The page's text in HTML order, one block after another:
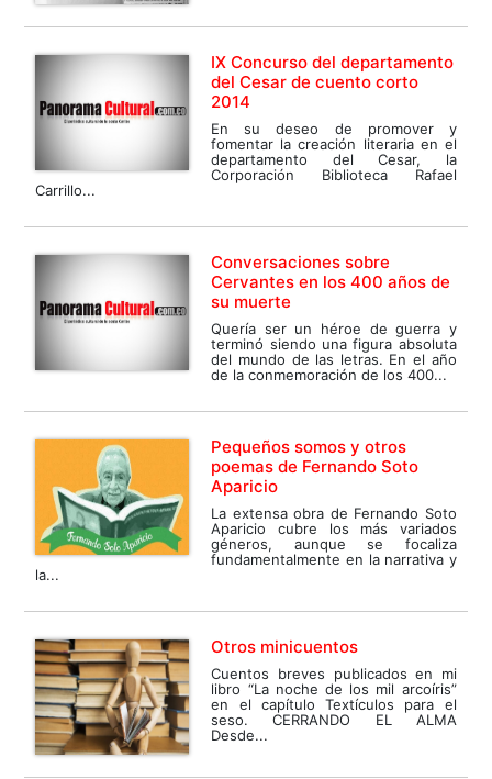
IX Concurso del departamento
del Cesar de cuento corto
2014
En su deseo de promover y
fomentar la creación literaria en el
departamento del Cesar, la
Corporación Biblioteca Rafael
Carrillo...
Conversaciones sobre
Cervantes en los 400 años de
su muerte
Quería ser un héroe de guerra y
terminó siendo una figura absoluta
del mundo de las letras. En el año
de la conmemoración de los 400...
Pequeños somos y otros
poemas de Fernando Soto
Aparicio
La extensa obra de Fernando Soto
Aparicio cubre los más variados
géneros, aunque se focaliza
fundamentalmente en la narrativa y
la...
Otros minicuentos
Cuentos breves publicados en mi
libro “La noche de los mil arcoíris”
en el capítulo Textículos para el
seso. CERRANDO EL ALMA
Desde...